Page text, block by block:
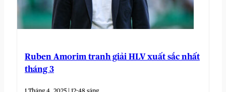
Ruben Amorim tranh giải HLV xuất sắc nhất
tháng 3